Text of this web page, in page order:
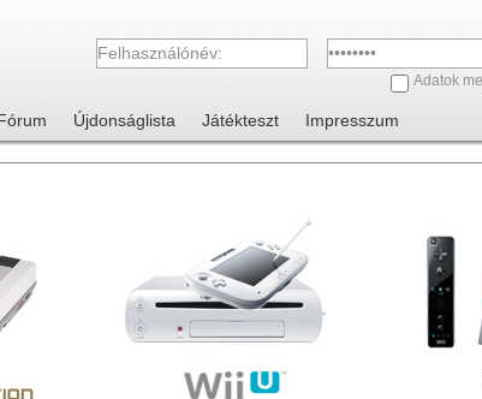
Adatok
Újdonságlista Játékteszt Impresszum